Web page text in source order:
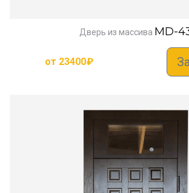
Дверь из массива MD-
от 23400₽